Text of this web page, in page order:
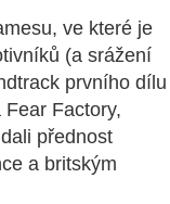
ve které je
(a srážení
prvního dílu
Factory,
přednost
a britským